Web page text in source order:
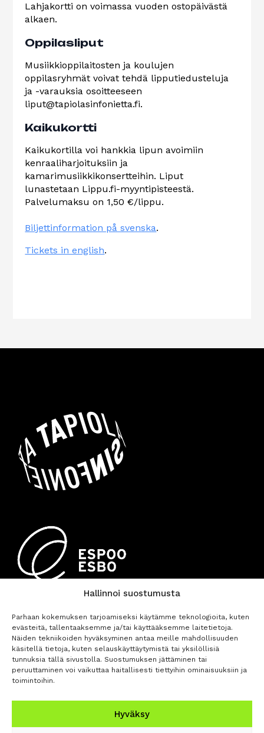
Hallinnoi suostumusta
Parhaan kokemuksen tarjoamiseksi käytämme teknologioita, kuten
evästeitä, tallentaaksemme ja/tai käyttääksemme laitetietoja.
Näiden tekniikoiden hyväksyminen antaa meille mahdollisuuden
käsitellä tietoja, kuten selauskäyttäytymistä tai yksilöllisiä
tunnuksia tällä sivustolla. Suostumuksen jättäminen tai
peruuttaminen voi vaikuttaa haitallisesti tiettyihin ominaisuuksiin ja
toimintoihin.
Hyväksy
Lahjakortti on voimassa vuoden ostopäivästä
alkaen.
Oppilasliput
Musiikkioppilaitosten ja koulujen
oppilasryhmät voivat tehdä lipputiedusteluja
ja -varauksia osoitteeseen
liput@tapiolasinfonietta.fi.
Kaikukortti
Kaikukortilla voi hankkia lipun avoimiin
kenraaliharjoituksiin ja
kamarimusiikkikonsertteihin. Liput
lunastetaan Lippu.fi-myyntipisteestä.
Palvelumaksu on 1,50 €/lippu.
Biljettinformation på svenska.
Tickets in english.
Saavutettavuusseloste